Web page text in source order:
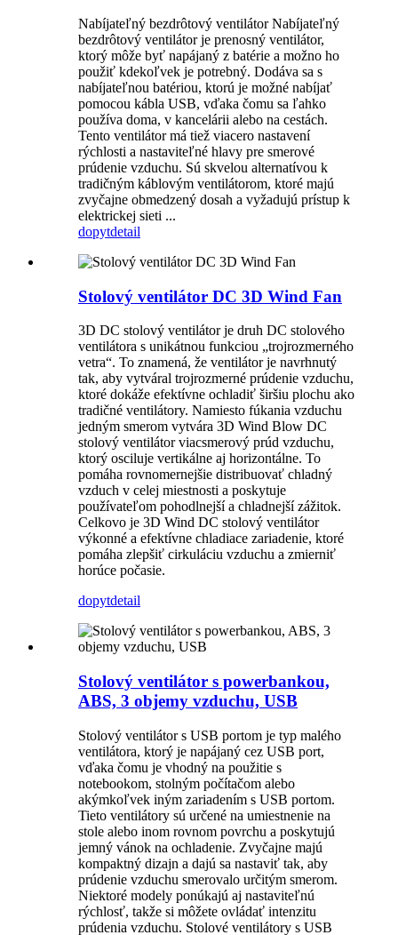
Nabíjateľný bezdrôtový ventilátor Nabíjateľný
bezdrôtový ventilátor je prenosný ventilátor,
ktorý môže byť napájaný z batérie a možno ho
použiť kdekoľvek je potrebný. Dodáva sa s
nabíjateľnou batériou, ktorú je možné nabíjať
pomocou kábla USB, vďaka čomu sa ľahko
používa doma, v kancelárii alebo na cestách.
Tento ventilátor má tiež viacero nastavení
rýchlosti a nastaviteľné hlavy pre smerové
prúdenie vzduchu. Sú skvelou alternatívou k
tradičným káblovým ventilátorom, ktoré majú
zvyčajne obmedzený dosah a vyžadujú prístup k
elektrickej sieti ...
dopytdetail
Stolový ventilátor DC 3D Wind Fan
3D DC stolový ventilátor je druh DC stolového
ventilátora s unikátnou funkciou „trojrozmerného
vetra“. To znamená, že ventilátor je navrhnutý
tak, aby vytváral trojrozmerné prúdenie vzduchu,
ktoré dokáže efektívne ochladiť širšiu plochu ako
tradičné ventilátory. Namiesto fúkania vzduchu
jedným smerom vytvára 3D Wind Blow DC
stolový ventilátor viacsmerový prúd vzduchu,
ktorý osciluje vertikálne aj horizontálne. To
pomáha rovnomernejšie distribuovať chladný
vzduch v celej miestnosti a poskytuje
používateľom pohodlnejší a chladnejší zážitok.
Celkovo je 3D Wind DC stolový ventilátor
výkonné a efektívne chladiace zariadenie, ktoré
pomáha zlepšiť cirkuláciu vzduchu a zmierniť
horúce počasie.
dopytdetail
Stolový ventilátor s powerbankou,
ABS, 3 objemy vzduchu, USB
Stolový ventilátor s USB portom je typ malého
ventilátora, ktorý je napájaný cez USB port,
vďaka čomu je vhodný na použitie s
notebookom, stolným počítačom alebo
akýmkoľvek iným zariadením s USB portom.
Tieto ventilátory sú určené na umiestnenie na
stole alebo inom rovnom povrchu a poskytujú
jemný vánok na ochladenie. Zvyčajne majú
kompaktný dizajn a dajú sa nastaviť tak, aby
prúdenie vzduchu smerovalo určitým smerom.
Niektoré modely ponúkajú aj nastaviteľnú
rýchlosť, takže si môžete ovládať intenzitu
prúdenia vzduchu. Stolové ventilátory s USB